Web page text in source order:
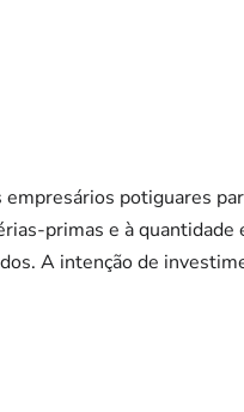
potiguares
primas e à
A intenção de